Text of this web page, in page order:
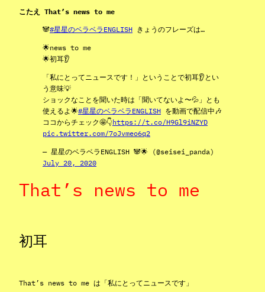
こたえ That’s news to me
🐼#星星のベラベラENGLISH きょうのフレーズは…
🌟news to me
🌟初耳👂
「私にとってニュースです！」ということで初耳👂とい
う意味💡
ショックなことを聞いた時は「聞いてないよ〜💦」とも
使えるよ🌟#星星のベラベラENGLISH を動画で配信中🎶
ココからチェック🤩👇https://t.co/H9Gl9iNZYD
pic.twitter.com/7oJvmeo6q2
— 星星のベラベラENGLISH 🐼🌟 (@seisei_panda)
July 20, 2020
That’s news to me
初耳
That’s news to me は「私にとってニュースです」